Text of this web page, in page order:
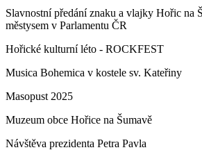
Slavnostní předání znaku a vlajky Hořic na
městysem v Parlamentu ČR
Hořické kulturní léto - ROCKFEST
Musica Bohemica v kostele sv. Kateřiny
Masopust 2025
Muzeum obce Hořice na Šumavě
Návštěva prezidenta Petra Pavla